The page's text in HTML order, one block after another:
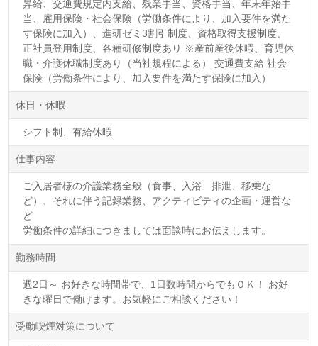
昇給、交通費規定内支給、残業手当、資格手当、年末年始手
当、雇用保険・社会保険（労働条件により、加入要件を満た
す保険に加入）、進研ゼミ3割引制度、資格取得支援制度、
正社員登用制度、各種研修制度あり ※産前産後休暇、育児休
職・介護休職制度あり（当社規程による） 交通費支給 社会
保険（労働条件により、加入要件を満たす保険に加入）
休日・休暇
シフト制、有給休暇
仕事内容
ご入居者様の介護業務全般（食事、入浴、排泄、移乗な
ど）、それに伴う記録業務、アクティビティの企画・運営な
ど
労働条件の詳細につきましては面談時にお伝えします。
勤務時間
週2日～ お好きな時間帯で、1日数時間からでもＯＫ！ お好
きな曜日で働けます。お気軽にご相談ください！
受動喫煙対策について